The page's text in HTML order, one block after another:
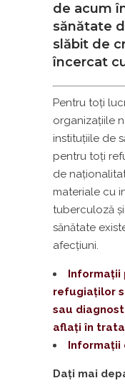
de acum
sănătate
slăbit de
încercat
Pentru toţi
organizaţiile
instituţiile de
pentru toţi
de
materiale cu
tuberculoză
sănătate
afecţiuni.
Informații
refugiaților
sau
aflați în
Informații
Daţi mai